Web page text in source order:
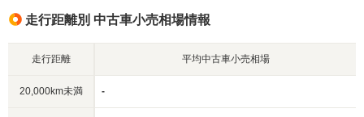
走行距離別 中古車小売相場情報
走行距離 平均中古車小売相場
20,000km未満 -